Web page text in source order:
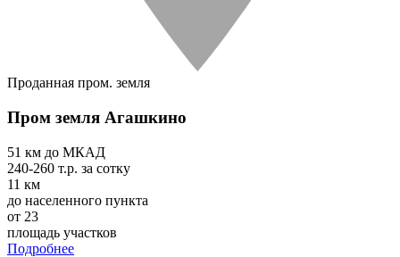
Проданная пром. земля
Пром земля Агашкино
51 км до МКАД
240-260 т.р. за сотку
11 км
до населенного пункта
от 23
площадь участков
Подробнее